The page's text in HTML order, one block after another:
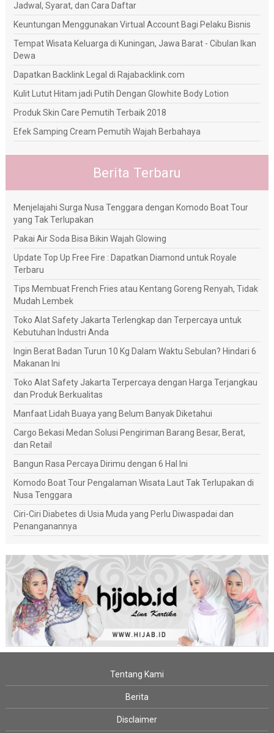
Jadwal, Syarat, dan Cara Daftar
Keuntungan Menggunakan Virtual Account Bagi Pelaku Bisnis
Tempat Wisata Keluarga di Kuningan, Jawa Barat - Cibulan Ikan
Dewa
Dapatkan Backlink Legal di Rajabacklink.com
Kulit Lutut Hitam jadi Putih Dengan Glowhite Body Lotion
Produk Skin Care Pemutih Terbaik 2018
Efek Samping Cream Pemutih Wajah Berbahaya
Berita Terbaru
Menjelajahi Surga Nusa Tenggara dengan Komodo Boat Tour
yang Tak Terlupakan
Pakai Air Soda Bisa Bikin Wajah Glowing
Update Top Up Free Fire : Dapatkan Diamond untuk Royale
Terbaru
Tips Membuat French Fries atau Kentang Goreng Renyah, Tidak
Mudah Lembek
Toko Alat Safety Jakarta Terlengkap dan Terpercaya untuk
Kebutuhan Industri Anda
Ingin Berat Badan Turun 10 Kg Dalam Waktu Sebulan? Hindari 6
Makanan Ini
Toko Alat Safety Jakarta Terpercaya dengan Harga Terjangkau
dan Produk Berkualitas
Manfaat Lidah Buaya yang Belum Banyak Diketahui
Cargo Bekasi Medan Solusi Pengiriman Barang Besar, Berat,
dan Retail
Bangun Rasa Percaya Dirimu dengan 6 Hal Ini
Komodo Boat Tour Pengalaman Wisata Laut Tak Terlupakan di
Nusa Tenggara
Ciri-Ciri Diabetes di Usia Muda yang Perlu Diwaspadai dan
Penanganannya
Tentang Kami
Berita
Disclaimer